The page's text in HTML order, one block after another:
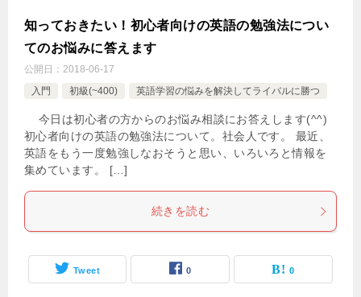
知っておきたい！初心者向けの英語の勉強法につい
てのお悩みに答えます
公開日： 2018-06-17
入門
初級(~400) 英語学習の悩みを解決してライバルに勝つ
今日は初心者の方からのお悩み相談にお答えします(^^)
初心者向けの英語の勉強法について。社会人です。 最近、
英語をもう一度勉強しなおそうと思い、いろいろと情報を
集めています。 […]
続きを読む
Tweet 0 0